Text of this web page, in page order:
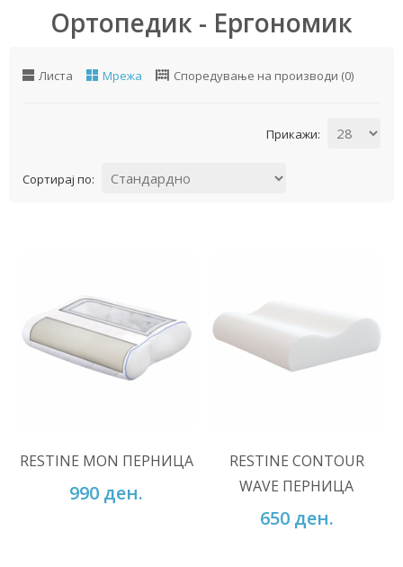
Ортопедик - Ергономик
Листа Мрежа Споредување на производи (0)
Прикажи:
Сортирај по:
RESTINE MON ПЕРНИЦА
990 ден.
Додај за споредба
RESTINE CONTOUR
WAVE ПЕРНИЦА
650 ден.
Додај во желби
Додај за споредба